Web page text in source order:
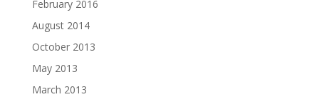
February 2016
August 2014
October 2013
May 2013
March 2013